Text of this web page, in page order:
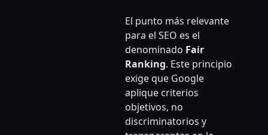
El punto más relevante
para el SEO es el
denominado Fair
Ranking. Este principio
exige que Google
aplique criterios
objetivos, no
discriminatorios y